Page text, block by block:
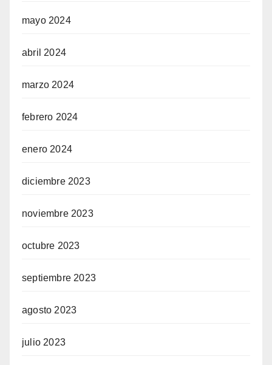
mayo 2024
abril 2024
marzo 2024
febrero 2024
enero 2024
diciembre 2023
noviembre 2023
octubre 2023
septiembre 2023
agosto 2023
julio 2023